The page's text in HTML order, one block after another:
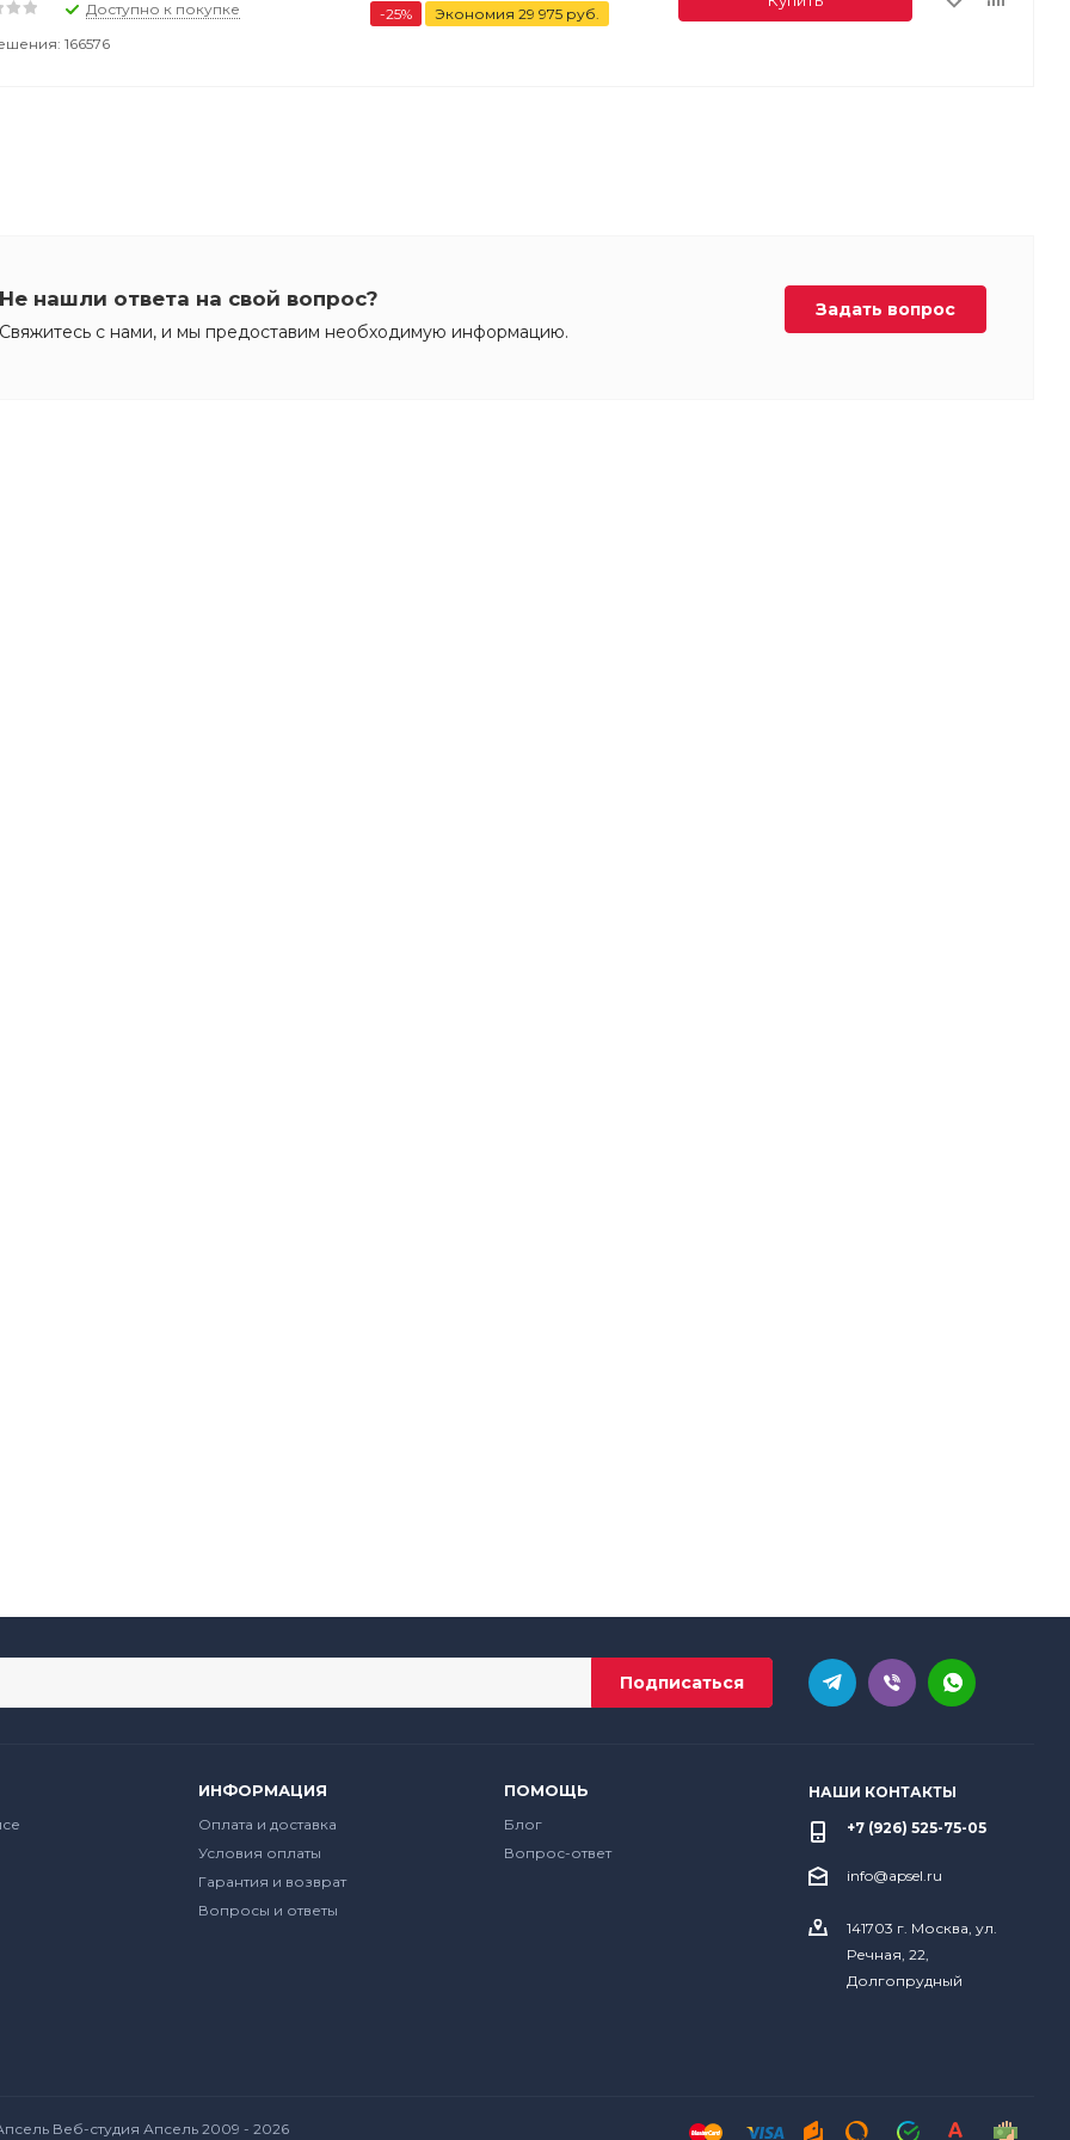
Доступно к покупке
166576
-25% Экономия 29 975 руб.
Не нашли ответа на свой вопрос?
Свяжитесь с нами, и мы предоставим необходимую информацию.
Задать вопрос
ИНФОРМАЦИЯ
Оплата и доставка
Условия оплаты
Гарантия и возврат
Вопросы и ответы
ПОМОЩЬ
Блог
Вопрос-ответ
НАШИ КОНТАКТЫ
+7 (926) 525-75-05
info@apsel.ru
141703 г. Москва, ул.
Речная, 22,
Долгопрудный
Веб-студия Апсель 2009 - 2026